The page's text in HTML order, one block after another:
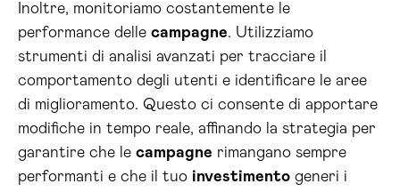
Inoltre, monitoriamo costantemente le
performance delle campagne. Utilizziamo
strumenti di analisi avanzati per tracciare il
comportamento degli utenti e identificare le aree
di miglioramento. Questo ci consente di apportare
modifiche in tempo reale, affinando la strategia per
garantire che le campagne rimangano sempre
performanti e che il tuo investimento generi i